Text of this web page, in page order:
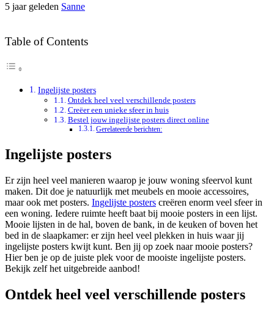
5 jaar geleden Sanne
Table of Contents
Ingelijste posters
Ontdek heel veel verschillende posters
Creëer een unieke sfeer in huis
Bestel jouw ingelijste posters direct online
Gerelateerde berichten:
Ingelijste posters
Er zijn heel veel manieren waarop je jouw woning sfeervol kunt
maken. Dit doe je natuurlijk met meubels en mooie accessoires,
maar ook met posters. Ingelijste posters creëren enorm veel sfeer in
een woning. Iedere ruimte heeft baat bij mooie posters in een lijst.
Mooie lijsten in de hal, boven de bank, in de keuken of boven het
bed in de slaapkamer: er zijn heel veel plekken in huis waar jij
ingelijste posters kwijt kunt. Ben jij op zoek naar mooie posters?
Hier ben je op de juiste plek voor de mooiste ingelijste posters.
Bekijk zelf het uitgebreide aanbod!
Ontdek heel veel verschillende posters